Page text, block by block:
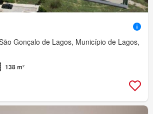
Gonçalo de Lagos, Município de Lagos,
138 m²